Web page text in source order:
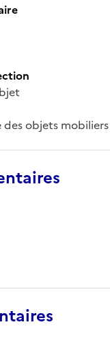
objets mobiliers